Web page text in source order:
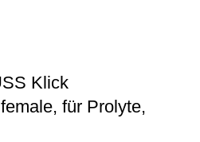
Klick
für Prolyte,